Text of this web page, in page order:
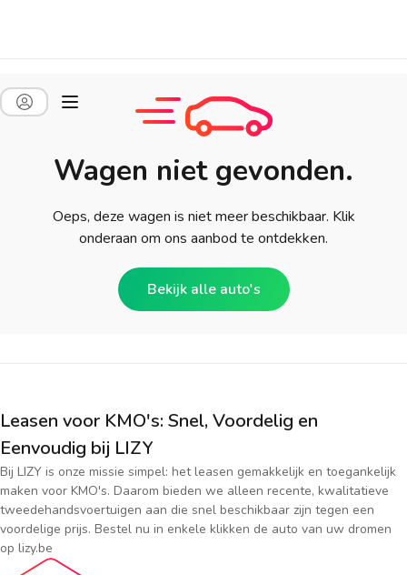
Wagen niet gevonden.
Oeps, deze wagen is niet meer beschikbaar. Klik
onderaan om ons aanbod te ontdekken.
Bekijk alle auto's
Leasen voor KMO's: Snel, Voordelig en
Eenvoudig bij LIZY
Bij LIZY is onze missie simpel: het leasen gemakkelijk en toegankelijk
maken voor KMO's. Daarom bieden we alleen recente, kwalitatieve
tweedehandsvoertuigen aan die snel beschikbaar zijn tegen een
voordelige prijs. Bestel nu in enkele klikken de auto van uw dromen
op lizy.be